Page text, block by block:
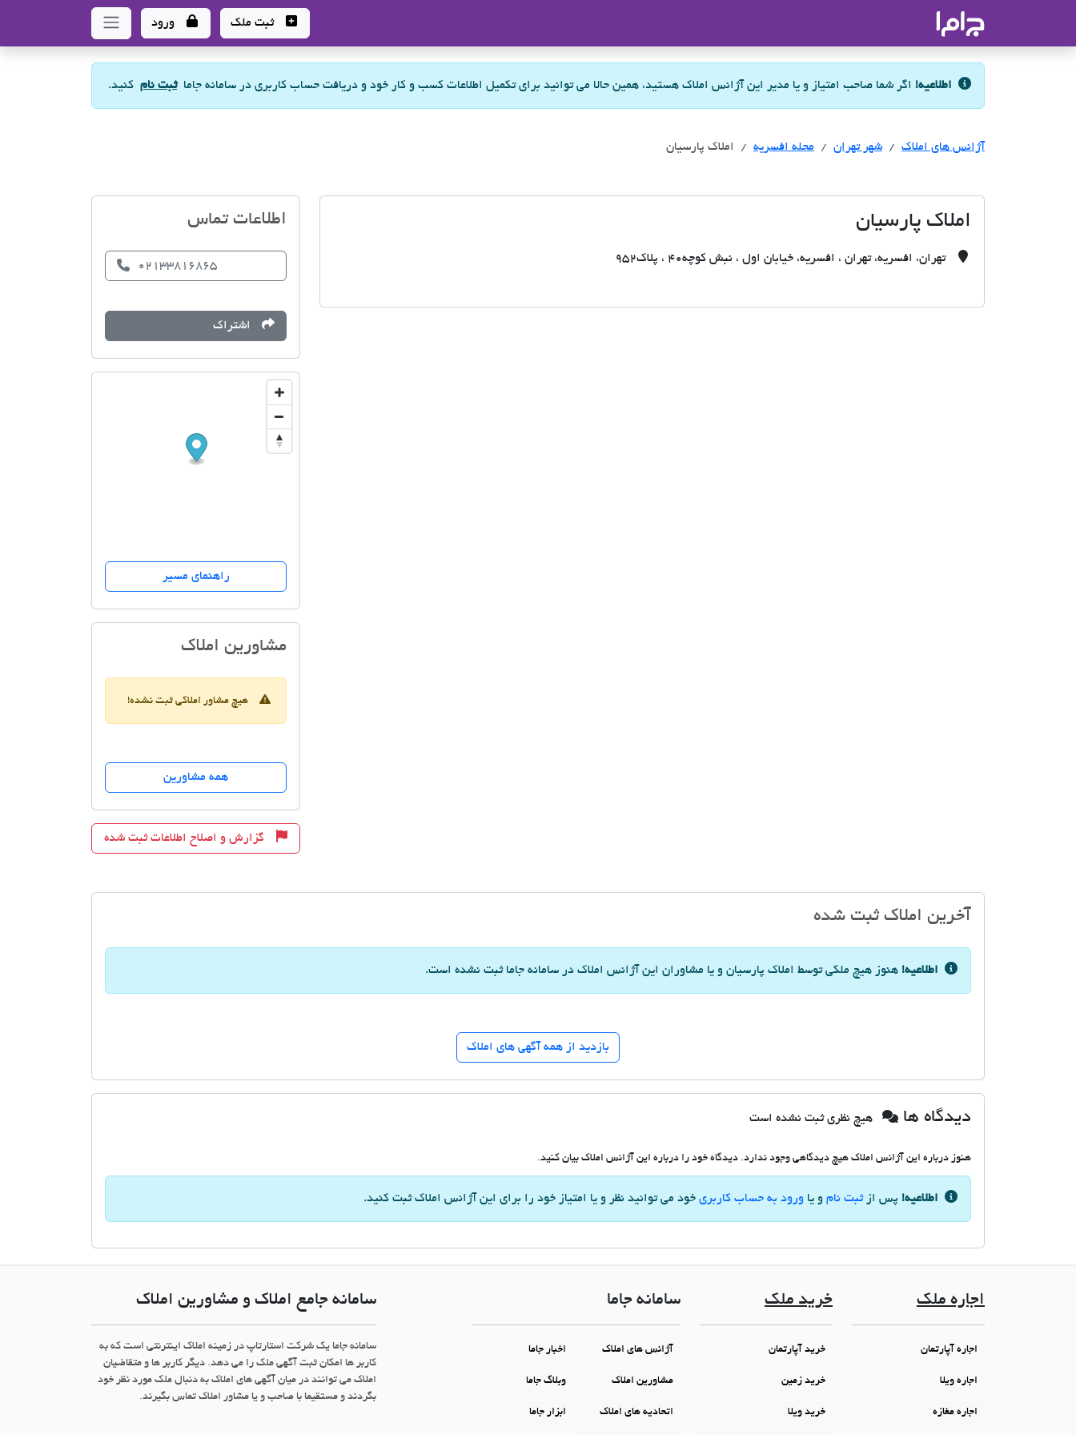
ثبت ملک ورود
اطلاعیه! اگر شما صاحب امتیاز و یا مدیر این آژانس املاک هستید، همین حالا می توانید برای تکمیل اطلاعات کسب و کار خود و دریافت حساب کاربری در سامانه جاماثبت نام کنید.
آژانس های املاک آژانس های املاک
شهر تهران آژانس های املاک
محله افسریه املاک پارسیان
املاک پارسیان
تهران، افسریه، تهران ، افسریه، خیابان اول ، نبش کوچه۴۰ ، پلاک۹۵۲
اطلاعات تماس
02133816865
اشتراک
راهنمای مسیر
مشاورین املاکاملاک پارسیان
هیچ مشاور املاکی ثبت نشده!
همه مشاورین
گزارش و اصلاح اطلاعات ثبت شده
آخرین املاک ثبت شده
اطلاعیه! هنوز هیچ ملکی توسط املاک پارسیان و یا مشاوران این آژانس املاک در سامانه جاما ثبت نشده است.
بازدید از همه آگهی های املاک
دیدگاه ها هیچ نظری ثبت نشده است
هنوز درباره این آژانس املاک هیچ دیدگاهی وجود ندارد. دیدگاه خود را درباره این آژانس املاک بیان کنید.
اطلاعیه! پس ازثبت نام و یا ورود به حساب کاربری خود می توانید نظر و یا امتیاز خود را برای این آژانس املاک ثبت کنید.
اجاره ملک
اجاره آپارتمان
اجاره ویلا
اجاره مغازه
خرید ملک
خرید آپارتمان
خرید زمین
خرید ویلا
سامانه جاما
آژانس های املاک اخبار جاما
مشاورین املاک وبلاگ جاما
اتحادیه های املاک ابزار جاما
سامانه جامع املاک و مشاورین املاک
سامانه جاما یک شرکت استارتاپ در زمینه املاک اینترنتی است که به
کاربر ها امکان ثبت آگهی ملک را می دهد. دیگر کاربر ها و متقاضیان
املاک می توانند در میان آگهی های املاک به دنبال ملک مورد نظر خود
بگردند و مستقیما با صاحب و یا مشاور املاک تماس بگیرند.